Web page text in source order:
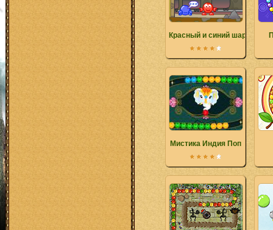
Красный и синий шарики 3
Мистика Индия Поп